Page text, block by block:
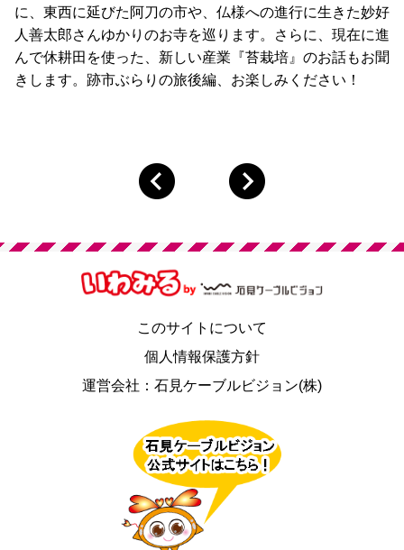
に、東西に延びた阿刀の市や、仏様への進行に生きた妙好
人善太郎さんゆかりのお寺を巡ります。さらに、現在に進
んで休耕田を使った、新しい産業『苔栽培』のお話もお聞
きします。跡市ぶらりの旅後編、お楽しみください！
このサイトについて
個人情報保護方針
運営会社：石見ケーブルビジョン(株)